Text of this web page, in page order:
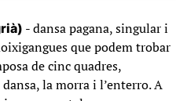
- dansa pagana, singular i
que podem trobar
de cinc quadres,
la morra i l’enterro. A